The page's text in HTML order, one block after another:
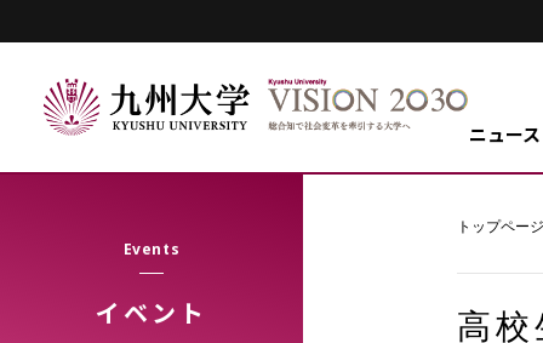
ニュース
Events
イベント
トップページ
高